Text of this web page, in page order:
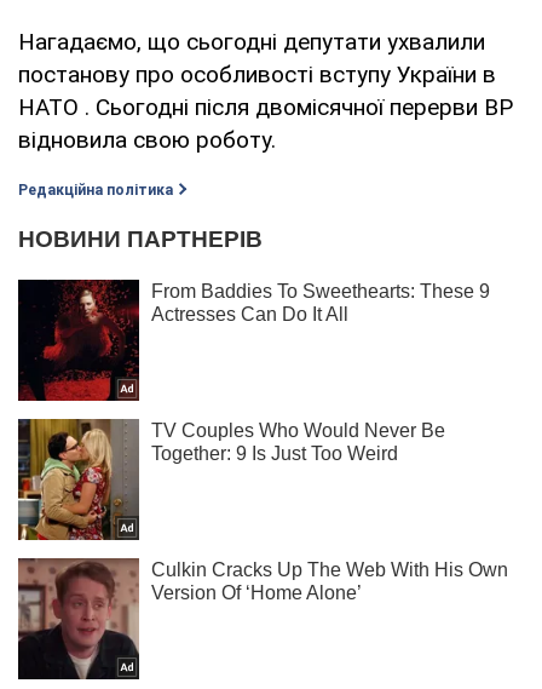
Нагадаємо, що сьогодні депутати ухвалили
постанову про особливості вступу України в
НАТО . Сьогодні після двомісячної перерви ВР
відновила свою роботу.
Редакційна політика